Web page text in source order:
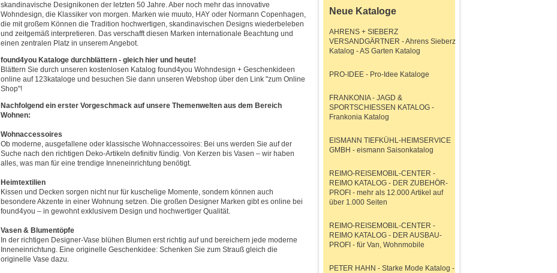
skandinavische Designikonen der letzten 50 Jahre. Aber noch mehr das innovative
Wohndesign, die Klassiker von morgen. Marken wie muuto, HAY oder Normann Copenhagen,
die mit großem Können die Tradition hochwertigen, skandinavischen Designs wiederbeleben
und zeitgemäß interpretieren. Das verschafft diesen Marken internationale Beachtung und
einen zentralen Platz in unserem Angebot.
found4you Kataloge durchblättern - gleich hier und heute!
Blättern Sie durch unseren kostenlosen Katalog found4you Wohndesign + Geschenkideen
online auf 123kataloge und besuchen Sie dann unseren Webshop über den Link "zum Online
Shop"!
Nachfolgend ein erster Vorgeschmack auf unsere Themenwelten aus dem Bereich
Wohnen:
Wohnaccessoires
Ob moderne, ausgefallene oder klassische Wohnaccessoires: Bei uns werden Sie auf der
Suche nach den richtigen Deko-Artikeln definitiv fündig. Von Kerzen bis Vasen – wir haben
alles, was man für eine trendige Inneneinrichtung benötigt.
Heimtextilien
Kissen und Decken sorgen nicht nur für kuschelige Momente, sondern können auch
besondere Akzente in einer Wohnung setzen. Die großen Designer Marken gibt es online bei
found4you – in gewohnt exklusivem Design und hochwertiger Qualität.
Vasen & Blumentöpfe
In der richtigen Designer-Vase blühen Blumen erst richtig auf und bereichern jede moderne
Inneneinrichtung. Eine originelle Geschenkidee: Schenken Sie zum Strauß gleich die
originelle Vase dazu.
Neue Kataloge
AHRENS + SIEBERZ
VERSANDGÄRTNER - Ahrens Sieberz
Katalog - AS Garten Katalog
PRO-IDEE - Pro-Idee Kataloge
FRANKONIA - JAGD &
SPORTSCHIESSEN KATALOG -
Frankonia Katalog
EISMANN TIEFKÜHL-HEIMSERVICE
GMBH - eismann Saisonkatalog
REIMO-REISEMOBIL-CENTER -
REIMO KATALOG - DER ZUBEHÖR-
PROFI - mehr als 12.000 Artikel auf
über 1.000 Seiten
REIMO-REISEMOBIL-CENTER -
REIMO KATALOG - DER AUSBAU-
PROFI - für Van, Wohnmobile
PETER HAHN - Starke Mode Katalog -